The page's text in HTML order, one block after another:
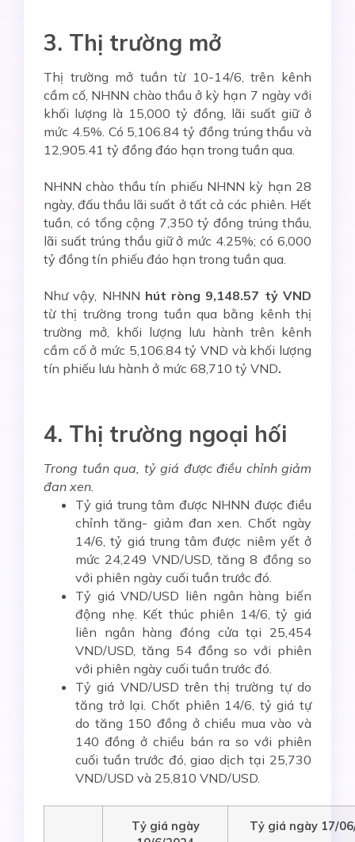
3. Thị trường mở
Thị trường mở tuần từ 10-14/6, trên kênh
cầm cố, NHNN chào thầu ở kỳ hạn 7 ngày với
khối lượng là 15,000 tỷ đồng, lãi suất giữ ở
mức 4.5%. Có 5,106.84 tỷ đồng trúng thầu và
12,905.41 tỷ đồng đáo hạn trong tuần qua.
NHNN chào thầu tín phiếu NHNN kỳ hạn 28
ngày, đấu thầu lãi suất ở tất cả các phiên. Hết
tuần, có tổng cộng 7,350 tỷ đồng trúng thầu,
lãi suất trúng thầu giữ ở mức 4.25%; có 6,000
tỷ đồng tín phiếu đáo hạn trong tuần qua.
Như vậy, NHNN hút ròng 9,148.57 tỷ VND
từ thị trường trong tuần qua bằng kênh thị
trường mở, khối lượng lưu hành trên kênh
cầm cố ở mức 5,106.84 tỷ VND và khối lượng
tín phiếu lưu hành ở mức 68,710 tỷ VND.
4. Thị trường ngoại hối
Trong tuần qua, tỷ giá được điều chỉnh giảm
đan xen.
Tỷ giá trung tâm được NHNN được điều
chỉnh tăng- giảm đan xen. Chốt ngày
14/6, tỷ giá trung tâm được niêm yết ở
mức 24,249 VND/USD, tăng 8 đồng so
với phiên ngày cuối tuần trước đó.
Tỷ giá VND/USD liên ngân hàng biến
động nhẹ. Kết thúc phiên 14/6, tỷ giá
liên ngân hàng đóng cửa tại 25,454
VND/USD, tăng 54 đồng so với phiên
với phiên ngày cuối tuần trước đó.
Tỷ giá VND/USD trên thị trường tự do
tăng trở lại. Chốt phiên 14/6, tỷ giá tự
do tăng 150 đồng ở chiều mua vào và
140 đồng ở chiều bán ra so với phiên
cuối tuần trước đó, giao dịch tại 25,730
VND/USD và 25,810 VND/USD.
Tỷ giá ngày
Tỷ giá ngày 17/06